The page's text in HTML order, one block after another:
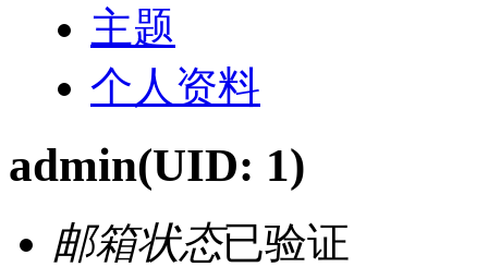
主题
个人资料
admin(UID: 1)
邮箱状态已验证